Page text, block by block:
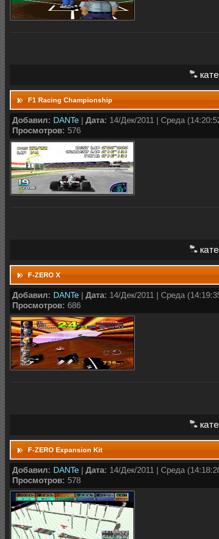
F1 Racing Championship
Добавил: DANTe | Дата: 14/Дек/2011 | Среда
Просмотров: 576
F-ZERO X
Добавил: DANTe | Дата: 14/Дек/2011 | Среда
Просмотров: 686
F-ZERO Expansion Kit
Добавил: DANTe | Дата: 14/Дек/2011 | Среда
Просмотров: 578